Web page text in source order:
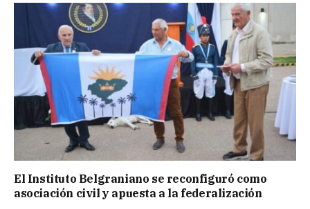
El Instituto Belgraniano se reconfiguró como
asociación civil y apuesta a la federalización